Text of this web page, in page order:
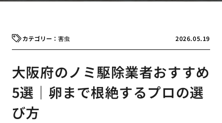
2026.05.19
害虫
大阪府のノミ駆除業者おすすめ
5選｜卵まで根絶するプロの選
び方